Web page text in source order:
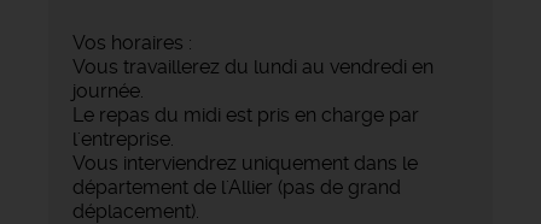
Vos horaires :
Vous travaillerez du lundi au vendredi en
journée.
Le repas du midi est pris en charge par
l'entreprise.
Vous interviendrez uniquement dans le
département de l'Allier (pas de grand
déplacement).